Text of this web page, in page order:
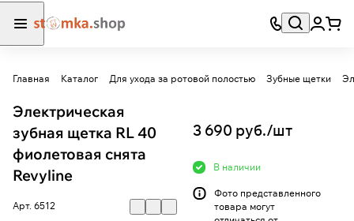
Главная Каталог Для ухода за ротовой полостью Зубные щетки
Электрическая
зубная щетка RL 40
фиолетовая снята
Revyline
Арт. 6512
3 690 руб./шт
В наличии
Фото представленного
товара могут